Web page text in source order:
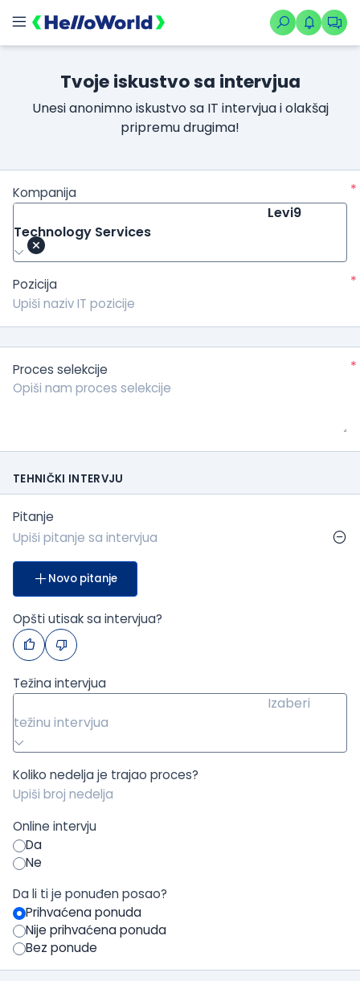
Tvoje iskustvo sa intervjua
Unesi anonimno iskustvo sa IT intervjua i olakšaj
pripremu drugima!
Kompanija
*
Levi9
Technology Services
Pozicija *
Proces selekcije *
TEHNIČKI INTERVJU
Pitanje
Novo pitanje
Opšti utisak sa intervjua?
Težina intervjua
Izaberi
težinu intervjua
Koliko nedelja je trajao proces?
Online intervju
Da
Ne
Da li ti je ponuđen posao?
Prihvaćena ponuda
Nije prihvaćena ponuda
Bez ponude